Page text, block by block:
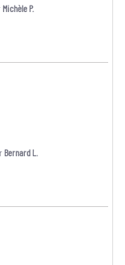
Michèle P.
Bernard L.